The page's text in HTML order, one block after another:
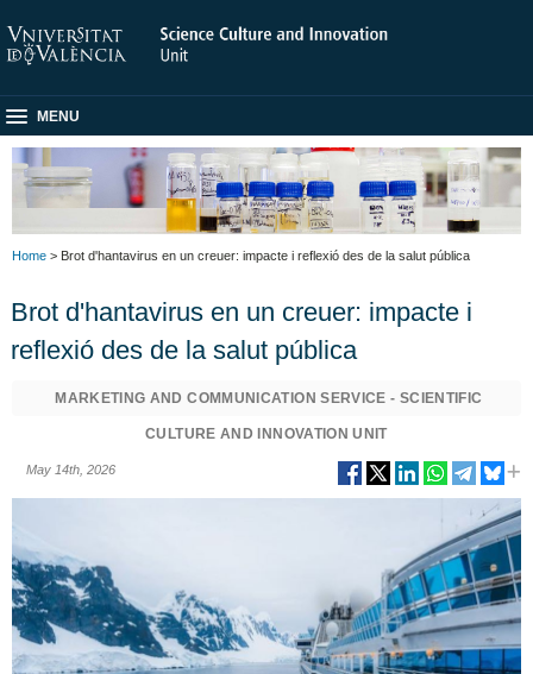
MENU
Home > Brot d'hantavirus en un creuer: impacte i reflexió des de la salut pública
Brot d'hantavirus en un creuer: impacte i
reflexió des de la salut pública
MARKETING AND COMMUNICATION SERVICE - SCIENTIFIC
CULTURE AND INNOVATION UNIT
May 14th, 2026